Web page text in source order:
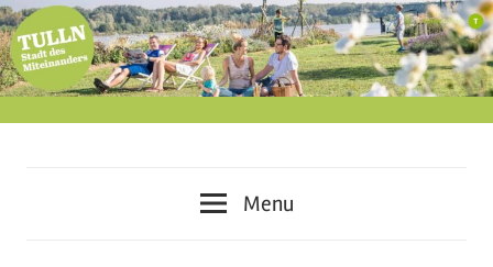
Skip
to
content
Menu